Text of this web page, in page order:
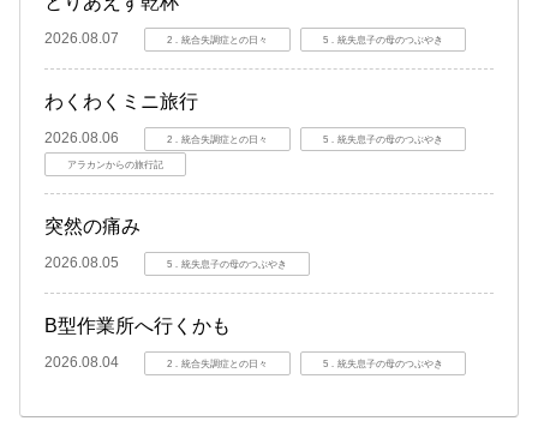
2026.08.07 2．統合失調症との日々 5．統失息子の母のつぶやき
わくわくミニ旅行
2026.08.06 2．統合失調症との日々 5．統失息子の母のつぶやき
アラカンからの旅行記
突然の痛み
2026.08.05 5．統失息子の母のつぶやき
B型作業所へ行くかも
2026.08.04 2．統合失調症との日々 5．統失息子の母のつぶやき